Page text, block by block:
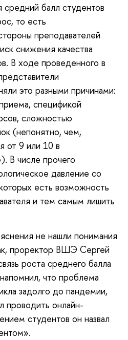
балл студентов
то есть
преподавателей
снижения качества
В ходе проведенного в
это разными причинами:
спецификой
сложностью
(непонятно, чем,
от 9 или 10 в
В числе прочего
давление со
есть возможность
и тем самым лишить
не нашли понимания
проректор ВШЭ Сергей
роста среднего балла
что проблема
задолго до пандемии,
проводить онлайн-
студентов он назвал